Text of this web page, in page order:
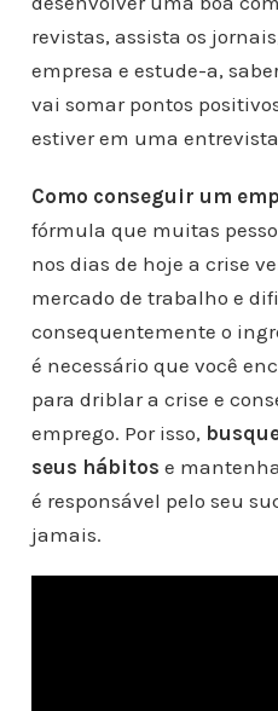
revistas, assista os
empresa e estude-a,
vai somar pontos
estiver em uma
Como conseguir um
fórmula que muitas
nos dias de hoje a crise
mercado de trabalho e
consequentemente o
é necessário que você
para driblar a crise e
emprego. Por isso,
seus hábitos e
é responsável pelo seu
jamais.